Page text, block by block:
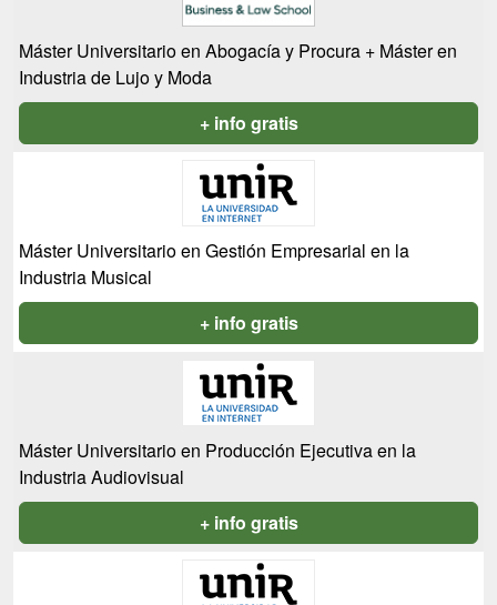
Máster Universitario en Abogacía y Procura + Máster en
Industria de Lujo y Moda
+ info gratis
Máster Universitario en Gestión Empresarial en la
Industria Musical
+ info gratis
Máster Universitario en Producción Ejecutiva en la
Industria Audiovisual
+ info gratis